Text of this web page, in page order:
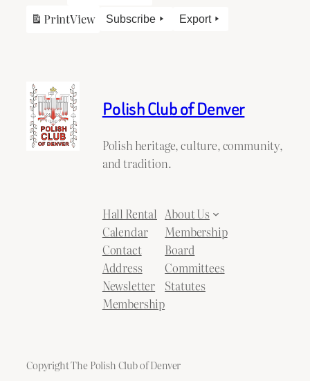
PrintView Subscribe Export
Polish Club of Denver
Polish heritage, culture, community,
and tradition.
Hall Rental
Calendar
Contact
Address
Newsletter
Membership
About Us
Membership
Board
Committees
Statutes
Copyright The Polish Club of Denver